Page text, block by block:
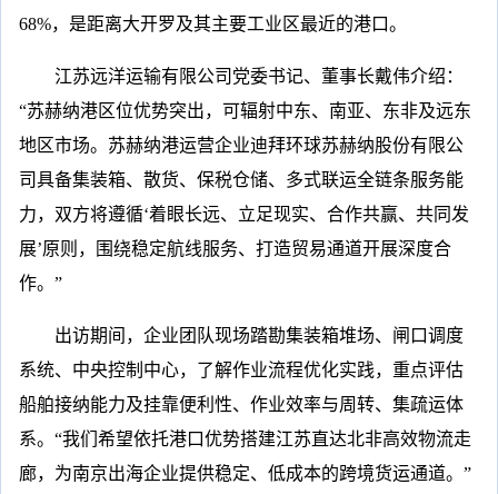
68%，是距离大开罗及其主要工业区最近的港口。
江苏远洋运输有限公司党委书记、董事长戴伟介绍：
“苏赫纳港区位优势突出，可辐射中东、南亚、东非及远东
地区市场。苏赫纳港运营企业迪拜环球苏赫纳股份有限公
司具备集装箱、散货、保税仓储、多式联运全链条服务能
力，双方将遵循‘着眼长远、立足现实、合作共赢、共同发
展’原则，围绕稳定航线服务、打造贸易通道开展深度合
作。”
出访期间，企业团队现场踏勘集装箱堆场、闸口调度
系统、中央控制中心，了解作业流程优化实践，重点评估
船舶接纳能力及挂靠便利性、作业效率与周转、集疏运体
系。“我们希望依托港口优势搭建江苏直达北非高效物流走
廊，为南京出海企业提供稳定、低成本的跨境货运通道。”